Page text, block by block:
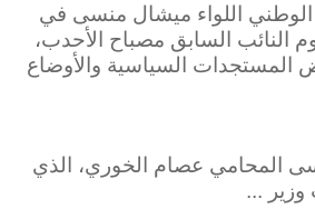
الوطني اللواء ميشال منسى في
النائب السابق مصباح الأحدب،
المستجدات السياسية والأوضاع
المحامي عصام الخوري، الذي
...